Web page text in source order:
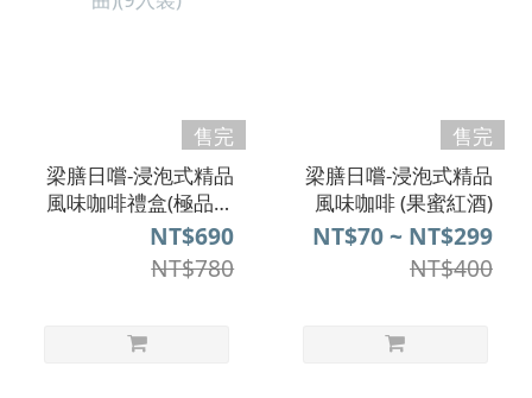
售完
梁膳日嚐-浸泡式精品
風味咖啡禮盒(極品三
部曲)(9入裝)
NT$690
NT$780
售完
梁膳日嚐-浸泡式精品
風味咖啡 (果蜜紅酒)
NT$70 ~ NT$299
NT$400